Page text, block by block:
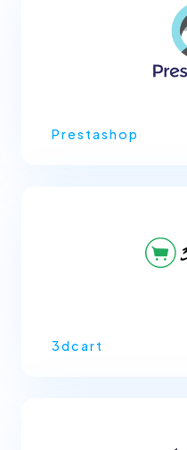
Prestashop
3dcart